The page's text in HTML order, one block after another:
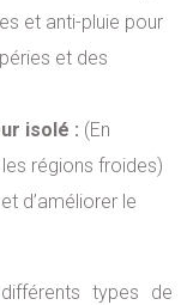
et anti-pluie pour
et des
isolé : (En
régions froides)
d’améliorer le
types de